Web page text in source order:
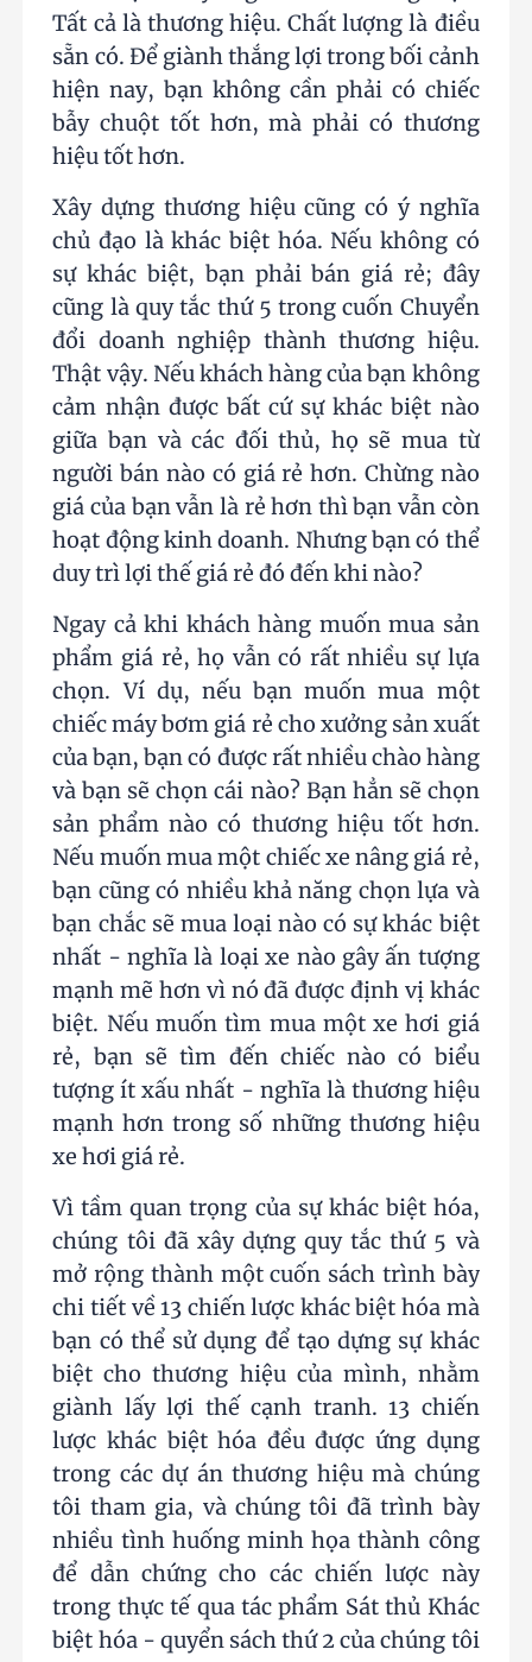
Tất cả là thương hiệu. Chất lượng là điều
sẵn có. Để giành thắng lợi trong bối cảnh
hiện nay, bạn không cần phải có chiếc
bẫy chuột tốt hơn, mà phải có thương
hiệu tốt hơn.
Xây dựng thương hiệu cũng có ý nghĩa
chủ đạo là khác biệt hóa. Nếu không có
sự khác biệt, bạn phải bán giá rẻ; đây
cũng là quy tắc thứ 5 trong cuốn Chuyển
đổi doanh nghiệp thành thương hiệu.
Thật vậy. Nếu khách hàng của bạn không
cảm nhận được bất cứ sự khác biệt nào
giữa bạn và các đối thủ, họ sẽ mua từ
người bán nào có giá rẻ hơn. Chừng nào
giá của bạn vẫn là rẻ hơn thì bạn vẫn còn
hoạt động kinh doanh. Nhưng bạn có thể
duy trì lợi thế giá rẻ đó đến khi nào?
Ngay cả khi khách hàng muốn mua sản
phẩm giá rẻ, họ vẫn có rất nhiều sự lựa
chọn. Ví dụ, nếu bạn muốn mua một
chiếc máy bơm giá rẻ cho xưởng sản xuất
của bạn, bạn có được rất nhiều chào hàng
và bạn sẽ chọn cái nào? Bạn hẳn sẽ chọn
sản phẩm nào có thương hiệu tốt hơn.
Nếu muốn mua một chiếc xe nâng giá rẻ,
bạn cũng có nhiều khả năng chọn lựa và
bạn chắc sẽ mua loại nào có sự khác biệt
nhất - nghĩa là loại xe nào gây ấn tượng
mạnh mẽ hơn vì nó đã được định vị khác
biệt. Nếu muốn tìm mua một xe hơi giá
rẻ, bạn sẽ tìm đến chiếc nào có biểu
tượng ít xấu nhất - nghĩa là thương hiệu
mạnh hơn trong số những thương hiệu
xe hơi giá rẻ.
Vì tầm quan trọng của sự khác biệt hóa,
chúng tôi đã xây dựng quy tắc thứ 5 và
mở rộng thành một cuốn sách trình bày
chi tiết về 13 chiến lược khác biệt hóa mà
bạn có thể sử dụng để tạo dựng sự khác
biệt cho thương hiệu của mình, nhằm
giành lấy lợi thế cạnh tranh. 13 chiến
lược khác biệt hóa đều được ứng dụng
trong các dự án thương hiệu mà chúng
tôi tham gia, và chúng tôi đã trình bày
nhiều tình huống minh họa thành công
để dẫn chứng cho các chiến lược này
trong thực tế qua tác phẩm Sát thủ Khác
biệt hóa - quyển sách thứ 2 của chúng tôi